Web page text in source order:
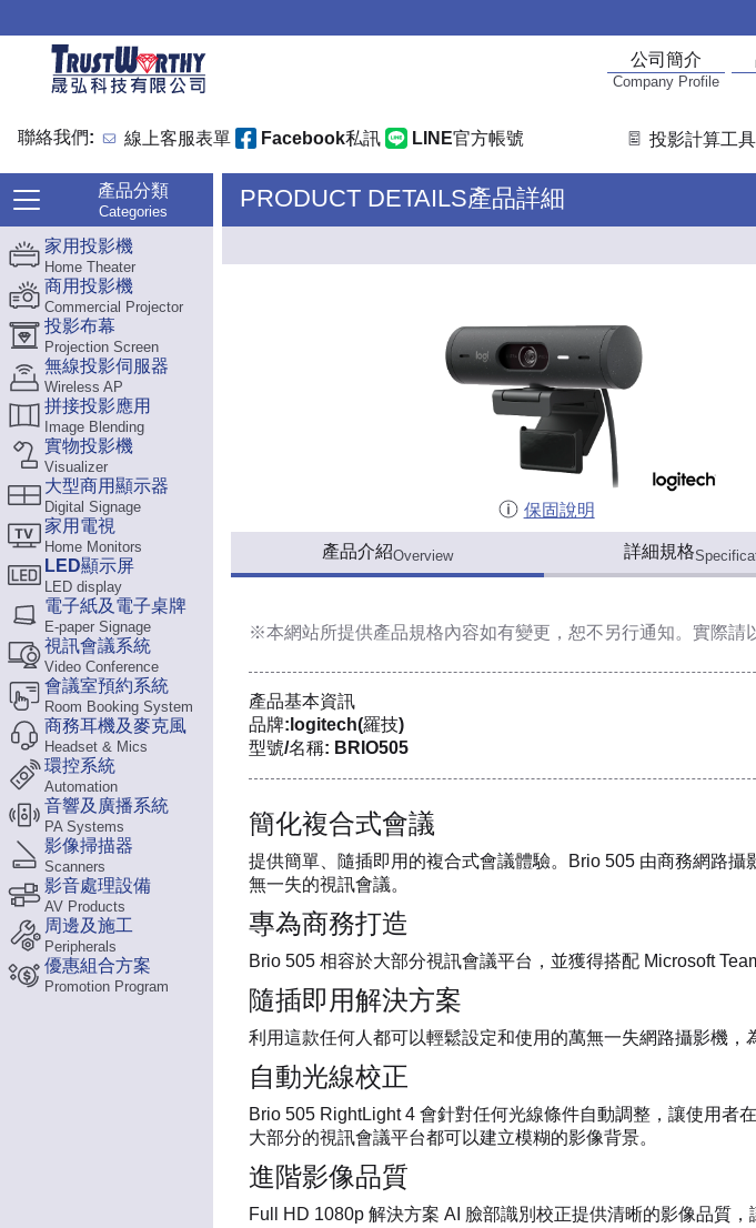
公司簡介
Company Profile
聯絡我們: 線上客服表單 Facebook私訊 LINE官方帳號 投影計算工具
產品分類
Categories
家用投影機
Home Theater
商用投影機
Commercial Projector
投影布幕
Projection Screen
無線投影伺服器
Wireless AP
拼接投影應用
Image Blending
實物投影機
Visualizer
大型商用顯示器
Digital Signage
家用電視
Home Monitors
LED顯示屏
LED display
電子紙及電子桌牌
E-paper Signage
視訊會議系統
Video Conference
會議室預約系統
Room Booking System
商務耳機及麥克風
Headset & Mics
環控系統
Automation
音響及廣播系統
PA Systems
影像掃描器
Scanners
影音處理設備
AV Products
周邊及施工
Peripherals
優惠組合方案
Promotion Program
PRODUCT DETAILS產品詳細
保固說明
產品介紹Overview 詳細規格
※本網站所提供產品規格內容如有變更，恕不另行通知。實際請
產品基本資訊
品牌:logitech(羅技)
型號/名稱: BRIO505
簡化複合式會議
提供簡單、隨插即用的複合式會議體驗。Brio 505 由商務網路
無一失的視訊會議。
專為商務打造
Brio 505 相容於大部分視訊會議平台，並獲得搭配 Microsoft
隨插即用解決方案
利用這款任何人都可以輕鬆設定和使用的萬無一失網路攝影機，
自動光線校正
Brio 505 RightLight 4 會針對任何光線條件自動調整，讓使用者
大部分的視訊會議平台都可以建立模糊的影像背景。
進階影像品質
Full HD 1080p 解決方案 AI 臉部識別校正提供清晰的影像品質，